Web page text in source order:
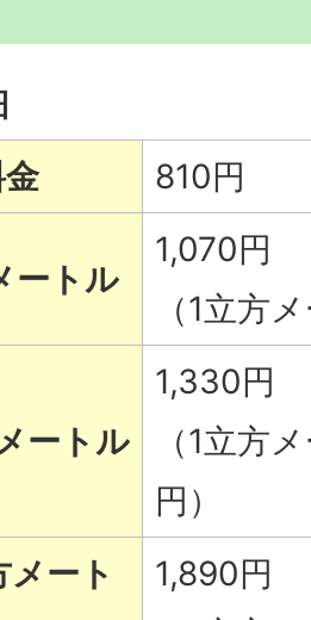
810円
ートル
1,070円
（1立方
ートル
1,330円
（1立方
円）
ート
1,890円